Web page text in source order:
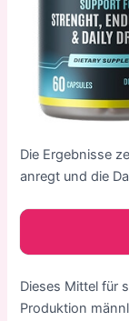
Die Ergebnisse
anregt und die
Dieses Mittel für
Produktion